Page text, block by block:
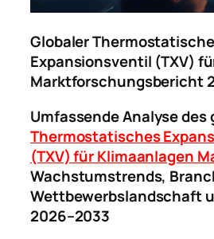
Globaler
Expansionsventil (TXV)
Marktforschungsbericht
Umfassende Analyse des
Thermostatisches
(TXV) für Klimaanlagen
Wachstumstrends,
Wettbewerbslandschaft
2026–2033